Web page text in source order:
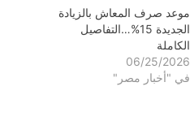
موعد صرف المعاش بالزيادة
الجديدة 15%…التفاصيل
الكاملة
06/25/2026
في "أخبار مصر"